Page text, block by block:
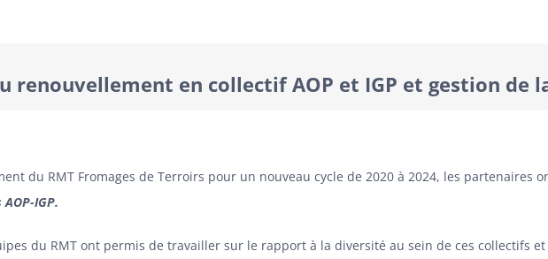
renouvellement en collectif AOP et IGP et gestion de
du RMT Fromages de Terroirs pour un nouveau cycle de 2020 à 2024, les partenaires
IGP.
du RMT ont permis de travailler sur le rapport à la diversité au sein de ces collectifs et